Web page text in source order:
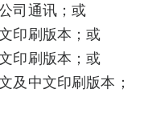
司通讯；或
印刷版本；或
印刷版本；或
及中文印刷版本；